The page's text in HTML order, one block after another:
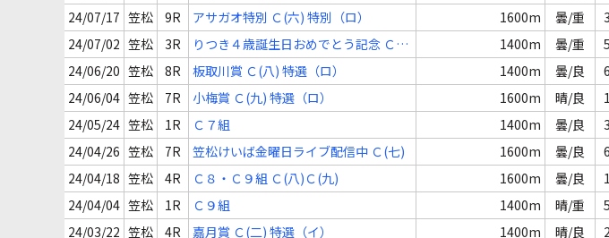
24/07/17 笠松 9R アサガオ特別 Ｃ(六) 特別（ロ） 1600m 曇/重 3
24/07/02 笠松 3R
りつき４歳誕生日おめでとう記念 Ｃ
(十二)
1400m 曇/重 5
24/06/20 笠松 8R 板取川賞 Ｃ(八) 特選（ロ） 1400m 曇/良 6
24/06/04 笠松 7R 小梅賞 Ｃ(九) 特選（ロ） 1600m 晴/良 1
24/05/24 笠松 1R Ｃ７組 1400m 曇/良 3
24/04/26 笠松 7R 笠松けいば金曜日ライブ配信中 Ｃ(七) 1600m 曇/良 6
24/04/18 笠松 4R Ｃ８・Ｃ９組 Ｃ(八)Ｃ(九) 1600m 曇/良 1
24/04/04 笠松 1R Ｃ９組 1400m 晴/重 5
24/03/22 笠松 4R 嘉月賞 Ｃ(二) 特選（イ） 1400m 晴/良 2